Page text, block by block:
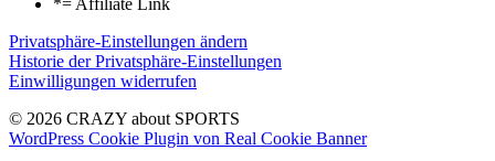
*= Affiliate Link
Privatsphäre-Einstellungen ändern
Historie der Privatsphäre-Einstellungen
Einwilligungen widerrufen
© 2026 CRAZY about SPORTS
WordPress Cookie Plugin von Real Cookie Banner